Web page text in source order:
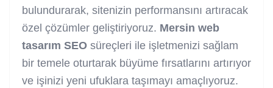
bulundurarak, sitenizin performansını artıracak
özel çözümler geliştiriyoruz. Mersin web
tasarım SEO süreçleri ile işletmenizi sağlam
bir temele oturtarak büyüme fırsatlarını artırıyor
ve işinizi yeni ufuklara taşımayı amaçlıyoruz.